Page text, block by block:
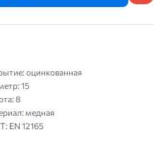
оцинкованная
15
8
медная
EN 12165